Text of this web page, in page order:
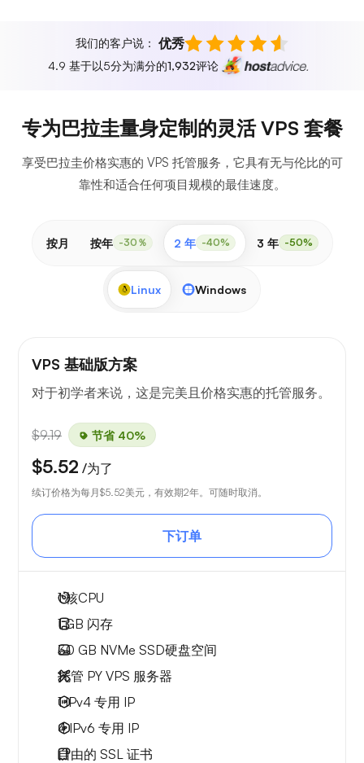
我们的客户说： 优秀
4.9 基于以5分为满分的1,932评论
专为巴拉圭量身定制的灵活 VPS 套餐
享受巴拉圭价格实惠的 VPS 托管服务，它具有无与伦比的可
靠性和适合任何项目规模的最佳速度。
按月 按年 -30％ 2 年 -40% 3 年 -50%
Linux Windows
VPS 基础版方案
对于初学者来说，这是完美且价格实惠的托管服务。
$9.19 节省 40%
$5.52 /为了
续订价格为每月$5.52美元，有效期2年。可随时取消。
下订单
1核CPU
1 GB 闪存
30 GB NVMe SSD硬盘空间
托管 PY VPS 服务器
1 IPv4 专用 IP
4 IPv6 专用 IP
自由的 SSL 证书